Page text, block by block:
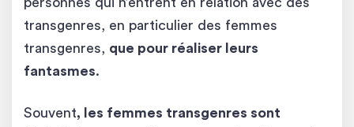
transgenres, en particulier des femmes
transgenres, que pour réaliser leurs
fantasmes.
Souvent, les femmes transgenres sont